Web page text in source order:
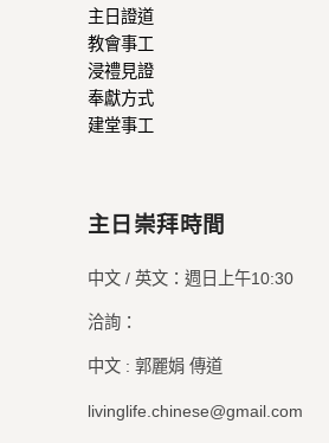
主日證道
教會事工
浸禮見證
奉獻方式
建堂事工
主日崇拜時間
中文 / 英文：週日上午10:30
洽詢：
中文 : 郭麗娟 傳道
livinglife.chinese@gmail.com